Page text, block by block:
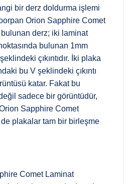
bir derz doldurma işlemi
Orion Sapphire Comet
derz; iki laminat
bulunan 1mm
çıkıntıdır. İki plaka
bu V şeklindeki çıkıntı
katar. Fakat bu
sadece bir görüntüdür,
Sapphire Comet
plakalar tam bir birleşme
Comet Laminat